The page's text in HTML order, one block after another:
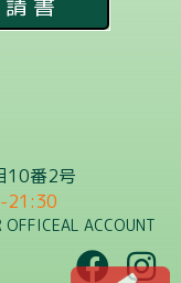
10番2号
21:30
OFFICEAL ACCOUNT